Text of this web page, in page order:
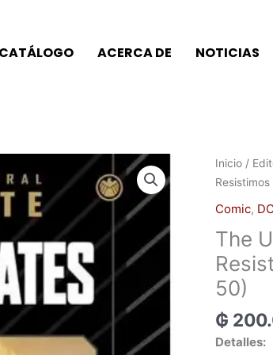
CATÁLOGO ACERCA DE NOTICIAS
Inicio /
Comic,
The
50)
₲
Detalles: